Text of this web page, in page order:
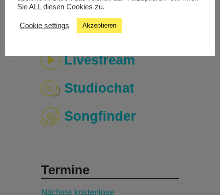
Livestream
Studiochat
Songfinder
Termine
Nächste kostenlose
Sie ALL diesen Cookies zu.
Cookie settings Akzeptieren